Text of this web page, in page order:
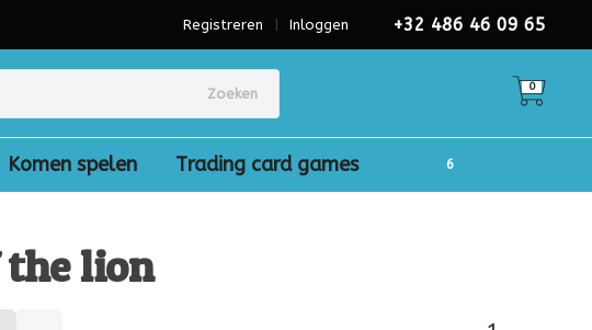
+32 486 46 09 65
Inloggen
Registreren
Zoeken 0
Komen spelen Trading card games
the lion